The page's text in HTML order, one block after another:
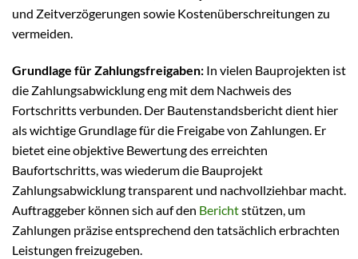
und Zeitverzögerungen sowie Kostenüberschreitungen zu
vermeiden.
Grundlage für Zahlungsfreigaben: In vielen Bauprojekten ist
die Zahlungsabwicklung eng mit dem Nachweis des
Fortschritts verbunden. Der Bautenstandsbericht dient hier
als wichtige Grundlage für die Freigabe von Zahlungen. Er
bietet eine objektive Bewertung des erreichten
Baufortschritts, was wiederum die Bauprojekt
Zahlungsabwicklung transparent und nachvollziehbar macht.
Auftraggeber können sich auf den Berichtstützen, um
Zahlungen präzise entsprechend den tatsächlich erbrachten
Leistungen freizugeben.